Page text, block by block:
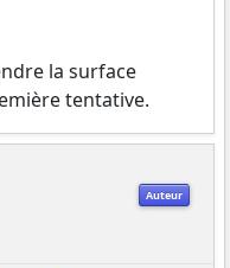
la surface
tentative.
Auteur